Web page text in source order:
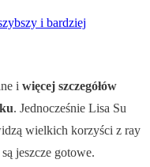
i bardziej
i więcej szczegółów
. Jednocześnie Lisa Su
wielkich korzyści z ray
jeszcze gotowe.